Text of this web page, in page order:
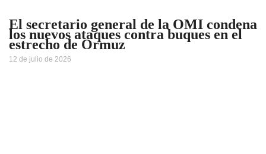
El secretario general de la OMI condena
los nuevos ataques contra buques en el
estrecho de Ormuz
12 de julio de 2026